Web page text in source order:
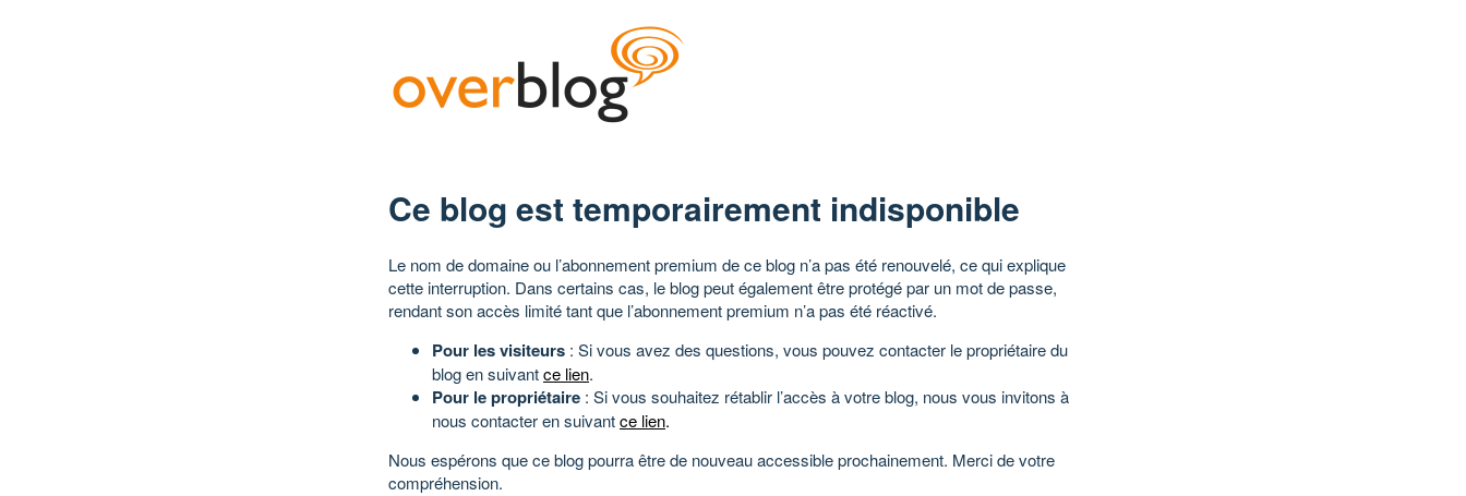
Ce blog est temporairement indisponible
Le nom de domaine ou l’abonnement premium de ce blog n’a pas été renouvelé, ce qui explique
cette interruption. Dans certains cas, le blog peut également être protégé par un mot de passe,
rendant son accès limité tant que l’abonnement premium n’a pas été réactivé.
Pour les visiteurs : Si vous avez des questions, vous pouvez contacter le propriétaire du
blog en suivantce lien.
Pour le propriétaire : Si vous souhaitez rétablir l’accès à votre blog, nous vous invitons à
nous contacter en suivantce lien.
Nous espérons que ce blog pourra être de nouveau accessible prochainement. Merci de votre
compréhension.